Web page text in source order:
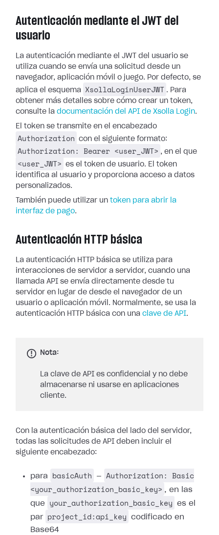
Autenticación mediante el JWT del
usuario
La autenticación mediante el JWT del usuario se
utiliza cuando se envía una solicitud desde un
navegador, aplicación móvil o juego. Por defecto, se
aplica el esquema
XsollaLoginUserJWT . Para
obtener más detalles sobre cómo crear un token,
consulte la documentación del API de Xsolla Login.
El token se transmite en el encabezado
Authorization con el siguiente formato:
Authorization: Bearer <user_JWT> , en el que
<user_JWT>
es el token de usuario. El token
identifica al usuario y proporciona acceso a datos
personalizados.
También puede utilizar un token para abrir la
interfaz de pago.
Autenticación HTTP básica
La autenticación HTTP básica se utiliza para
interacciones de servidor a servidor, cuando una
llamada API se envía directamente desde tu
servidor en lugar de desde el navegador de un
usuario o aplicación móvil. Normalmente, se usa la
autenticación HTTP básica con una clave de API.
Nota:
La clave de API es confidencial y no debe
almacenarse ni usarse en aplicaciones
cliente.
Con la autenticación básica del lado del servidor,
todas las solicitudes de API deben incluir el
siguiente encabezado:
para basicAuth —
Authorization: Basic
<your_authorization_basic_key> , en las
que
your_authorization_basic_key
es el
par project_id:api_key
codificado en
Base64